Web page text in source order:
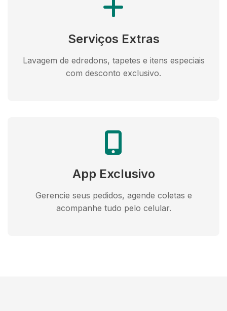
Serviços Extras
Lavagem de edredons, tapetes e itens especiais
com desconto exclusivo.
App Exclusivo
Gerencie seus pedidos, agende coletas e
acompanhe tudo pelo celular.